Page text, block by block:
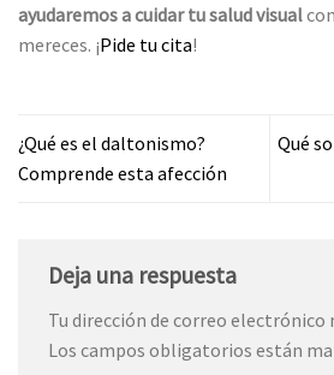
ayudaremos a cuidar tu salud visual
mereces. ¡Pide tu cita!
¿Qué es el daltonismo?
Comprende esta afección
Qué
Deja una respuesta
Tu dirección de correo electrónico
Los campos obligatorios están